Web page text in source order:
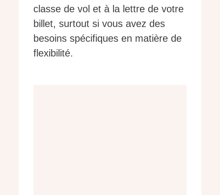
classe de vol et à la lettre de votre
billet, surtout si vous avez des
besoins spécifiques en matière de
flexibilité.